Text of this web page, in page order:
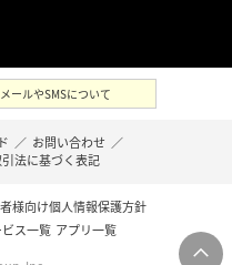
ールやSMSについて
／ お問い合わせ ／
法に基づく表記
様向け個人情報保護方針
ス一覧 アプリ一覧